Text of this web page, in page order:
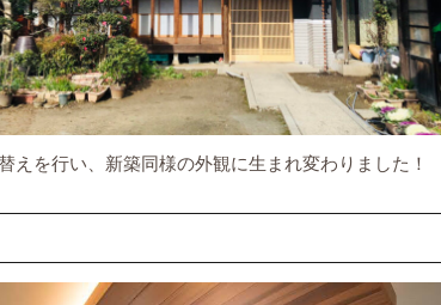
えを行い、新築同様の外観に生まれ変わりました！